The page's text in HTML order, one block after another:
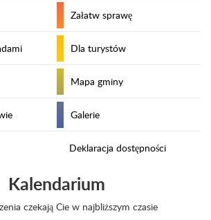
Załatw sprawę
Dla turystów
Mapa gminy
Galerie
Deklaracja dostępności
Kalendarium
czekają Cie w najbliższym czasie